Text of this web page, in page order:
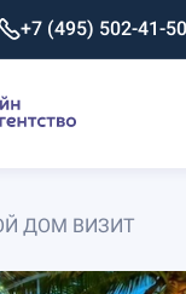
+7 (495) 502-41-50
ДОМ ВИЗИТ